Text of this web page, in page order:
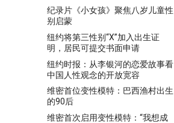
纪录片《小女孩》聚焦八岁儿童性
别启蒙
纽约将第三性别“X”加入出生证
明，居民可提交书面申请
纽约时报：从李银河的恋爱故事看
中国人性观念的开放宽容
维密首位变性模特：巴西渔村出生
的90后
维密首次启用变性模特：“我想成